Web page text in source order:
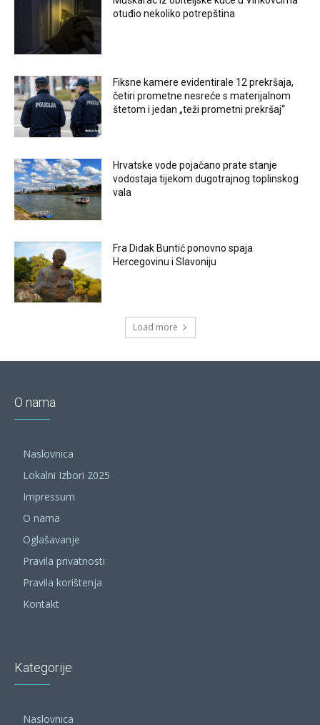
otuđio nekoliko potrepština
Fiksne kamere evidentirale 12 prekršaja,
četiri prometne nesreće s materijalnom
štetom i jedan „teži prometni prekršaj“
Hrvatske vode pojačano prate stanje
vodostaja tijekom dugotrajnog toplinskog
vala
Fra Didak Buntić ponovno spaja
Hercegovinu i Slavoniju
Load more
O nama
Naslovnica
Lokalni Izbori 2025
Impressum
O nama
Oglašavanje
Pravila privatnosti
Pravila korištenja
Kontakt
Kategorije
Naslovnica